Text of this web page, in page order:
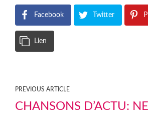
Facebook Twitter
Lien
PREVIOUS ARTICLE
CHANSONS D’ACTU: